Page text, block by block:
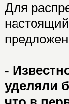
Для
-
уделяли